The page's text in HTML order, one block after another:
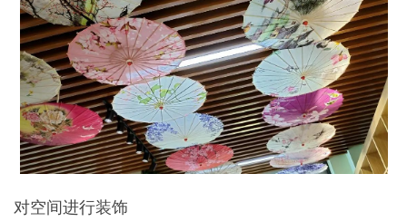
对空间进行装饰